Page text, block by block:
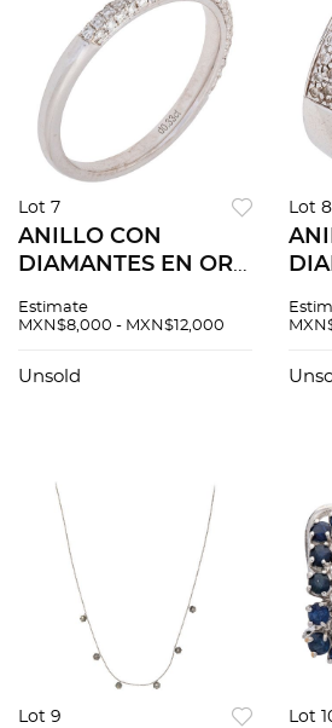
Lot 7
ANILLO CON
DIAMANTES EN ORO
Diamantes corte
Peso: 2.0 g. Talla: 6 ¾
Estimate
MXN$8,000 - MXN$12,000
Unsold
Lot 8
Lot 9 Lot